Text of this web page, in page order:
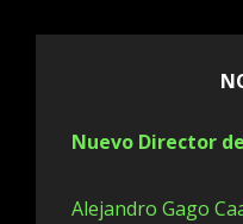
10. Swing Low,
Nuevo Director
Alejandro Gago